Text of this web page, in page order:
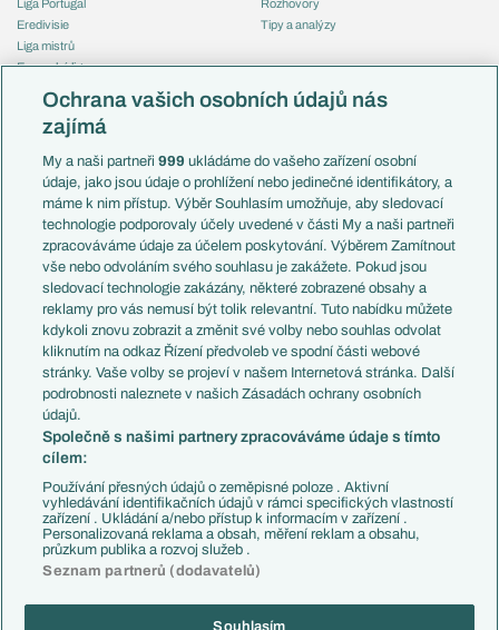
Liga Portugal
Eredivisie
Liga mistrů
Evropská liga
Mistrovství světa
Liga národů
Témata
Představení týmů MS
EuroSkauting
PL v kostce
Evropské koeficienty
Přestupy
Přestupové spekulace
Zranění
Kluby
Arsenal FC
Chelsea FC
Manchester United
AC Milán
Juventus FC
Bayern Mnichov
FC Barcelona
Real Madrid
Rozhovory
Tipy a analýzy
Česko
Francie
Itálie
Německo
Španělsko
Argentina
Brazílie
Přestupy
Zápasy
Livescore
Tipovací soutěž
Ochrana vašich osobních údajů nás
zajímá
My a naši partneři999 ukládáme do vašeho zařízení osobní
údaje, jako jsou údaje o prohlížení nebo jedinečné identifikátory, a
máme k nim přístup. Výběr Souhlasím umožňuje, aby sledovací
technologie podporovaly účely uvedené v části My a naši partneři
zpracováváme údaje za účelem poskytování. Výběrem Zamítnout
vše nebo odvoláním svého souhlasu je zakážete. Pokud jsou
sledovací technologie zakázány, některé zobrazené obsahy a
reklamy pro vás nemusí být tolik relevantní. Tuto nabídku můžete
kdykoli znovu zobrazit a změnit své volby nebo souhlas odvolat
kliknutím na odkaz Řízení předvoleb ve spodní části webové
stránky. Vaše volby se projeví v našem Internetová stránka. Další
podrobnosti naleznete v našich Zásadách ochrany osobních
údajů.
Společně s našimi partnery zpracováváme údaje s tímto
cílem:
Používání přesných údajů o zeměpisné poloze . Aktivní
vyhledávání identifikačních údajů v rámci specifických vlastností
zařízení . Ukládání a/nebo přístup k informacím v zařízení .
Personalizovaná reklama a obsah, měření reklam a obsahu,
průzkum publika a rozvoj služeb .
Seznam partnerů (dodavatelů)
Souhlasím